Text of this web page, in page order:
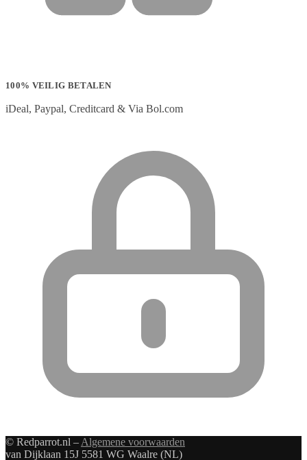
100% VEILIG BETALEN
iDeal, Paypal, Creditcard & Via Bol.com
© Redparrot.nl – Algemene voorwaarden
van Dijklaan 15J 5581 WG Waalre (NL)